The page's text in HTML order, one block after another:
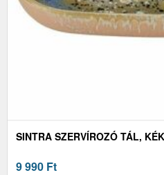
SINTRA SZERVÍROZÓ TÁL, KÉK
9 990 Ft